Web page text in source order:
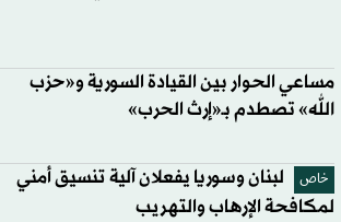
مساعي الحوار بين القيادة السورية و«حزب
الله» تصطدم بـ«إرث الحرب»
خاص
لبنان وسوريا يفعلان آلية تنسيق أمني
لمكافحة الإرهاب والتهريب